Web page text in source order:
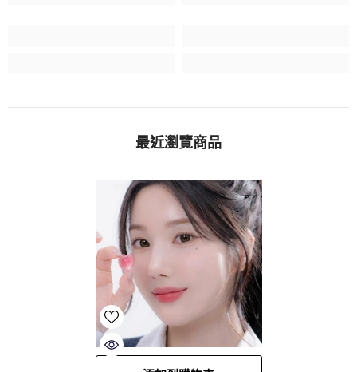
最近瀏覽商品